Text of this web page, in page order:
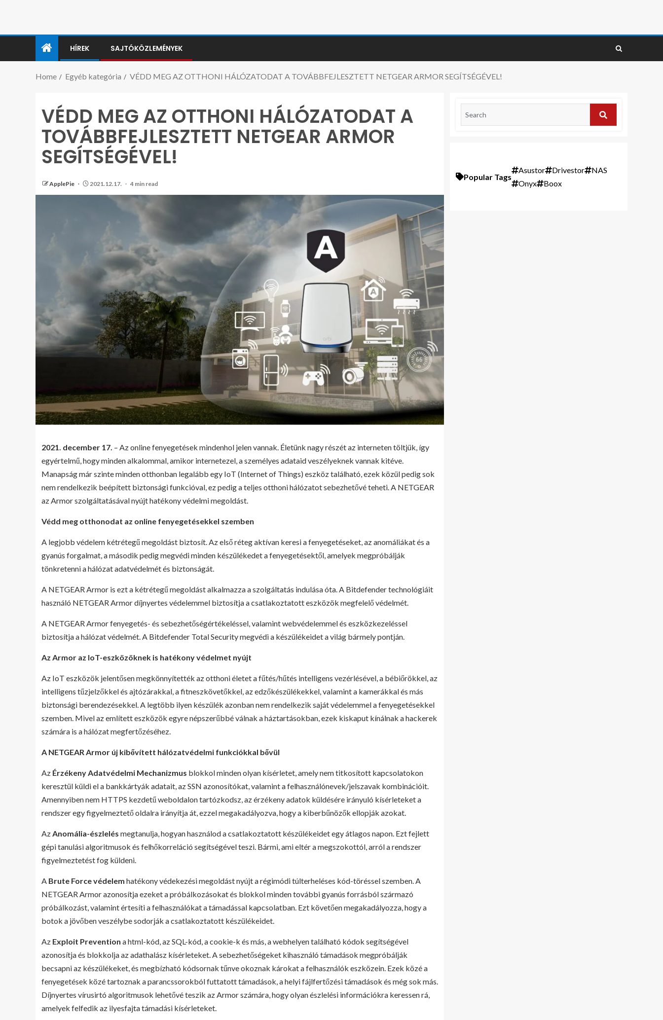
HÍREK SAJTÓKÖZLEMÉNYEK
Home Egyéb kategória VÉDD MEG AZ OTTHONI HÁLÓZATODAT A TOVÁBBFEJLESZTETT NETGEAR ARMOR SEGÍTSÉGÉVEL!
VÉDD MEG AZ OTTHONI HÁLÓZATODAT A
TOVÁBBFEJLESZTETT NETGEAR ARMOR
SEGÍTSÉGÉVEL!
ApplePie 2021.12.17. 4 min read
2021. december 17. – Az online fenyegetések mindenhol jelen vannak. Életünk nagy részét az interneten töltjük, így
egyértelmű, hogy minden alkalommal, amikor internetezel, a személyes adataid veszélyeknek vannak kitéve.
Manapság már szinte minden otthonban legalább egy IoT (Internet of Things) eszköz található, ezek közül pedig sok
nem rendelkezik beépített biztonsági funkcióval, ez pedig a teljes otthoni hálózatot sebezhetővé teheti. A NETGEAR
az Armor szolgáltatásával nyújt hatékony védelmi megoldást.
Védd meg otthonodat az online fenyegetésekkel szemben
A legjobb védelem kétrétegű megoldást biztosít. Az első réteg aktívan keresi a fenyegetéseket, az anomáliákat és a
gyanús forgalmat, a második pedig megvédi minden készülékedet a fenyegetésektől, amelyek megpróbálják
tönkretenni a hálózat adatvédelmét és biztonságát.
A NETGEAR Armor is ezt a kétrétegű megoldást alkalmazza a szolgáltatás indulása óta. A Bitdefender technológiáit
használó NETGEAR Armor díjnyertes védelemmel biztosítja a csatlakoztatott eszközök megfelelő védelmét.
A NETGEAR Armor fenyegetés- és sebezhetőségértékeléssel, valamint webvédelemmel és eszközkezeléssel
biztosítja a hálózat védelmét. A Bitdefender Total Security megvédi a készülékeidet a világ bármely pontján.
Az Armor az IoT-eszközöknek is hatékony védelmet nyújt
Az IoT eszközök jelentősen megkönnyítették az otthoni életet a fűtés/hűtés intelligens vezérlésével, a bébiőrökkel, az
intelligens tűzjelzőkkel és ajtózárakkal, a fitneszkövetőkkel, az edzőkészülékekkel, valamint a kamerákkal és más
biztonsági berendezésekkel. A legtöbb ilyen készülék azonban nem rendelkezik saját védelemmel a fenyegetésekkel
szemben. Mivel az említett eszközök egyre népszerűbbé válnak a háztartásokban, ezek kiskaput kínálnak a hackerek
számára is a hálózat megfertőzéséhez.
A NETGEAR Armor új kibővített hálózatvédelmi funkciókkal bővül
Az Érzékeny Adatvédelmi Mechanizmus blokkol minden olyan kísérletet, amely nem titkosított kapcsolatokon
keresztül küldi el a bankkártyák adatait, az SSN azonosítókat, valamint a felhasználónevek/jelszavak kombinációit.
Amennyiben nem HTTPS kezdetű weboldalon tartózkodsz, az érzékeny adatok küldésére irányuló kísérleteket a
rendszer egy figyelmeztető oldalra irányítja át, ezzel megakadályozva, hogy a kiberbűnözők ellopják azokat.
Az Anomália-észlelés megtanulja, hogyan használod a csatlakoztatott készülékeidet egy átlagos napon. Ezt fejlett
gépi tanulási algoritmusok és felhőkorreláció segítségével teszi. Bármi, ami eltér a megszokottól, arról a rendszer
figyelmeztetést fog küldeni.
A Brute Force védelem hatékony védekezési megoldást nyújt a régimódi túlterheléses kód-töréssel szemben. A
NETGEAR Armor azonosítja ezeket a próbálkozásokat és blokkol minden további gyanús forrásból származó
próbálkozást, valamint értesíti a felhasználókat a támadással kapcsolatban. Ezt követően megakadályozza, hogy a
botok a jövőben veszélybe sodorják a csatlakoztatott készülékeidet.
Az Exploit Prevention a html-kód, az SQL-kód, a cookie-k és más, a webhelyen található kódok segítségével
azonosítja és blokkolja az adathalász kísérleteket. A sebezhetőségeket kihasználó támadások megpróbálják
becsapni az készülékeket, és megbízható kódsornak tűnve okoznak károkat a felhasználók eszközein. Ezek közé a
fenyegetések közé tartoznak a parancssorokból futtatott támadások, a helyi fájlfertőzési támadások és még sok más.
Díjnyertes vírusirtó algoritmusok lehetővé teszik az Armor számára, hogy olyan észlelési információkra keressen rá,
amelyek felfedik az ilyesfajta támadási kísérleteket.
Popular Tags
Asustor Drivestor
NAS
Onyx
Boox